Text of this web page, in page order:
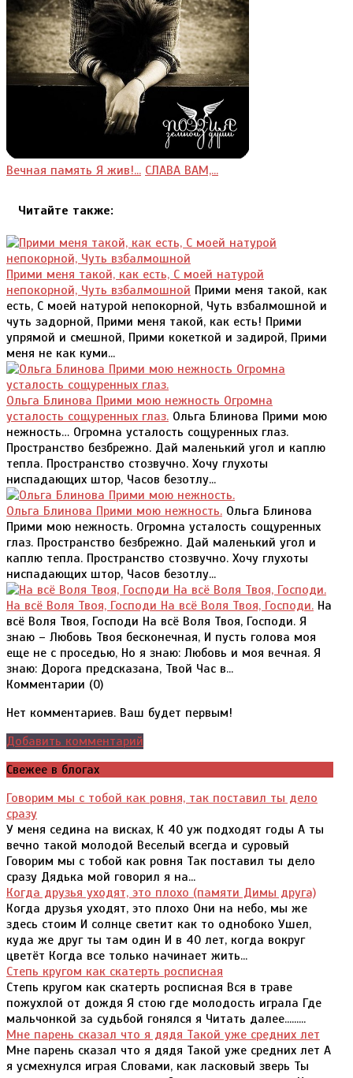
Вечная память Я жив!... СЛАВА ВАМ,...
Читайте также:
Прими меня такой, как есть, С моей натурой
непокорной, Чуть взбалмошной Прими меня такой, как
есть, С моей натурой непокорной, Чуть взбалмошной и
чуть задорной, Прими меня такой, как есть! Прими
упрямой и смешной, Прими кокеткой и задирой, Прими
меня не как куми...
Ольга Блинова Прими мою нежность Огромна
усталость сощуренных глаз. Ольга Блинова Прими мою
нежность… Огромна усталость сощуренных глаз.
Пространство безбрежно. Дай маленький угол и каплю
тепла. Пространство стозвучно. Хочу глухоты
ниспадающих штор, Часов безотлу...
Ольга Блинова Прими мою нежность. Ольга Блинова
Прими мою нежность. Огромна усталость сощуренных
глаз. Пространство безбрежно. Дай маленький угол и
каплю тепла. Пространство стозвучно. Хочу глухоты
ниспадающих штор, Часов безотлу...
На всё Воля Твоя, Господи На всё Воля Твоя, Господи. На
всё Воля Твоя, Господи На всё Воля Твоя, Господи. Я
знаю – Любовь Твоя бесконечная, И пусть голова моя
еще не с проседью, Но я знаю: Любовь и моя вечная. Я
знаю: Дорога предсказана, Твой Час в...
Комментарии (0)
Нет комментариев. Ваш будет первым!
Добавить комментарий
Свежее в блогах
Говорим мы с тобой как ровня, так поставил ты дело
сразу
У меня седина на висках, К 40 уж подходят годы А ты
вечно такой молодой Веселый всегда и суровый
Говорим мы с тобой как ровня Так поставил ты дело
сразу Дядька мой говорил я на...
Когда друзья уходят, это плохо (памяти Димы друга)
Когда друзья уходят, это плохо Они на небо, мы же
здесь стоим И солнце светит как то однобоко Ушел,
куда же друг ты там один И в 40 лет, когда вокруг
цветёт Когда все только начинает жить...
Степь кругом как скатерть росписная
Степь кругом как скатерть росписная Вся в траве
пожухлой от дождя Я стою где молодость играла Где
мальчонкой за судьбой гонялся я Читать далее.........
Мне парень сказал что я дядя Такой уже средних лет
Мне парень сказал что я дядя Такой уже средних лет А
я усмехнулся играя Словами, как ласковый зверь Ты